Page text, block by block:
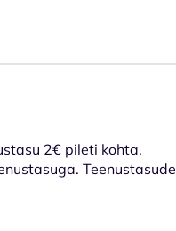
2€ pileti kohta.
Teenustasude